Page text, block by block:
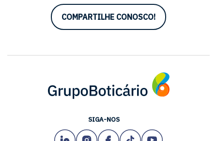
COMPARTILHE CONOSCO!
SIGA-NOS